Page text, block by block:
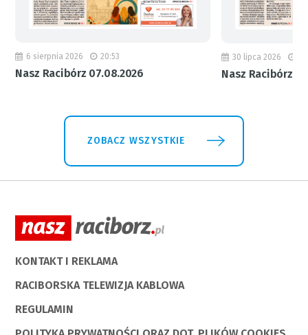
6 sierpnia 2026 20:53
Nasz Racibórz 07.08.2026
30 lipca 2026
Nasz Racibórz
ZOBACZ WSZYSTKIE
KONTAKT I REKLAMA
RACIBORSKA TELEWIZJA KABLOWA
REGULAMIN